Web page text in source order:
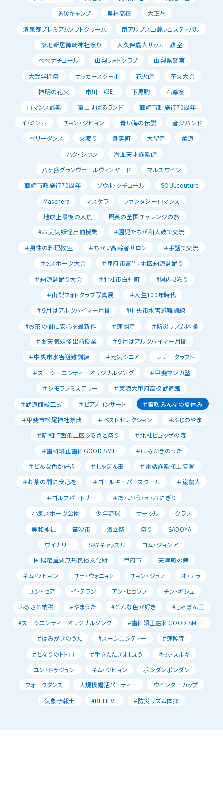
防災キャンプ
農林高校
大正琴
清泉寮プレミアムソフトクリーム
南アルプス山麓フェスティバル
築地新居御崎神社祭り
大久保嘉人サッカー教室
べべナチュール
山梨フォトクラブ
山梨県警察
大弐学問祭
サッカースクール 花火師
花火大会
神明の花火
市川三郷町 下黒駒
石尊祭
ロマンス詐欺
富士すばるランド
韮崎市制施行70周年
イ・ミンホ
チョン・ジヒョン 青い海の伝説
音楽バンド
ベリーダンス
火渡り 身延町 大聖寺
柔道
パク・ジウン
冷血天才詐欺師
八ヶ岳グランヴェールヴィンヤード
マルスワイン
韮崎市政施行70周年
ソウル･クチュール
SOULcouture
Maschera
マスケラ
ファンタジーロマンス
地球上最後の人魚
照英の全国チャレンジの旅
#お天気妖怪出前授業
＃園児たちが和太鼓で交流
＃男性の料理教室
＃ちかい高齢者サロン
＃手話で交流
＃ｅスポーツ大会
＃甲府市富竹，地区納涼盆踊り
＃納涼盆踊り大会
＃北杜市白州町
#県内ぶらり
＃山梨フォトクラブ写真展
＃人生100年時代
#９月はアルツハイマー月間
#中央市水害避難訓練
#お茶の間に安心を最新作
＃蓮照寺
＃防災リズム体操
＃お天気妖怪出前授業
＃９月はアルツハイマー月間
＃中央市水害避難訓練
＃元気シニア
レザークラフト
＃スーシーエンティーオリジナルソング
＃甲斐マンガ塾
＃ジモラブミステリー
＃東海大甲府高校武道館
＃武道館竣工式
＃ピアノコンサート
＃笛吹みんなの夏休み
＃甲斐市松尾神社祭典
＃ベストセレクション
＃ふじのやま
＃昭和町西条二区ふるさと祭り
＃北杜ヒュッゲの森
＃歯科矯正歯科GOOD SMILE
＃はみがきのうた
＃どんな色が好き
＃しゃぼん玉
＃電話詐欺抑止装置
＃お茶の間に安心を
＃ゴールキーパースクール
＃蹴農人
＃ゴルフパートナー
＃あ・い・う・え・おにぎり
小瀬スポーツ公園
少年野球 サークル
クラブ
美和神社
笛吹市 湯立祭 祭り
SADOYA
ワイナリー
SKYキャッスル
ヨム・ジョンア
国指定重要無形民俗文化財
甲府市
天津司の舞
キム・ソヒョン
チェ・ウォニョン チョン・ジュノ
オ・ナラ
ユン・セア
イ・テラン アン・ヒョソブ
チン・ギジュ
ふるさと納税
#やまうた #どんな色が好き
#しゃぼん玉
#スーシエンティーオリジナルソング
#歯科矯正歯科GOOD SMILE
#はみがきのうた
#スーシエンティー
#蓮照寺
#となりのトトロ
#手をたたきましょう
キム・スルギ
ユン・ドゥジュン
キム・ジヒョン
ポンダンポンダン
フォークダンス
大規模婚活パーティー
ウインターカップ
気象予報士
#BELIEVE #防災リズム体操